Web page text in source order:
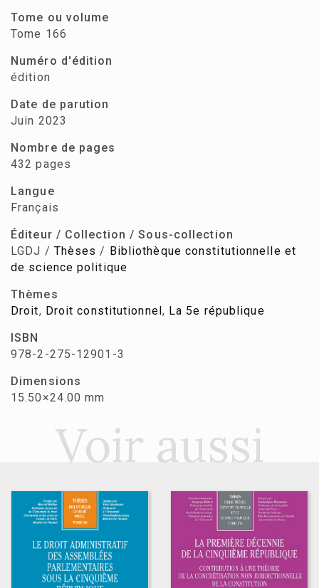
Tome ou volume
Tome 166
Numéro d'édition
édition
Date de parution
Juin 2023
Nombre de pages
432 pages
Langue
Français
Éditeur / Collection / Sous-collection
LGDJ / Thèses / Bibliothèque constitutionnelle et
de science politique
Thèmes
Droit, Droit constitutionnel, La 5e république
ISBN
978-2-275-12901-3
Dimensions
15.50×24.00 mm
Voir aussi